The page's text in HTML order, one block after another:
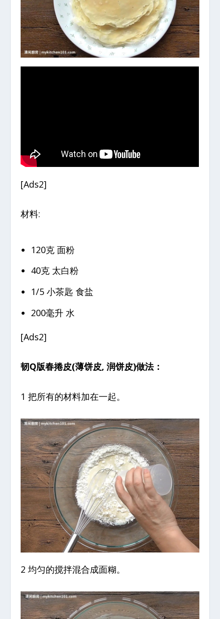
[Ads2]
材料:
120克 面粉
40克 太白粉
1/5 小茶匙 食盐
200毫升 水
[Ads2]
韧Q版春捲皮(薄饼皮, 润饼皮)做法：
1 把所有的材料加在一起。
2均匀的搅拌混合成面糊。